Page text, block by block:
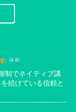
(4.8)
制でネイティブ講
続けている信頼と